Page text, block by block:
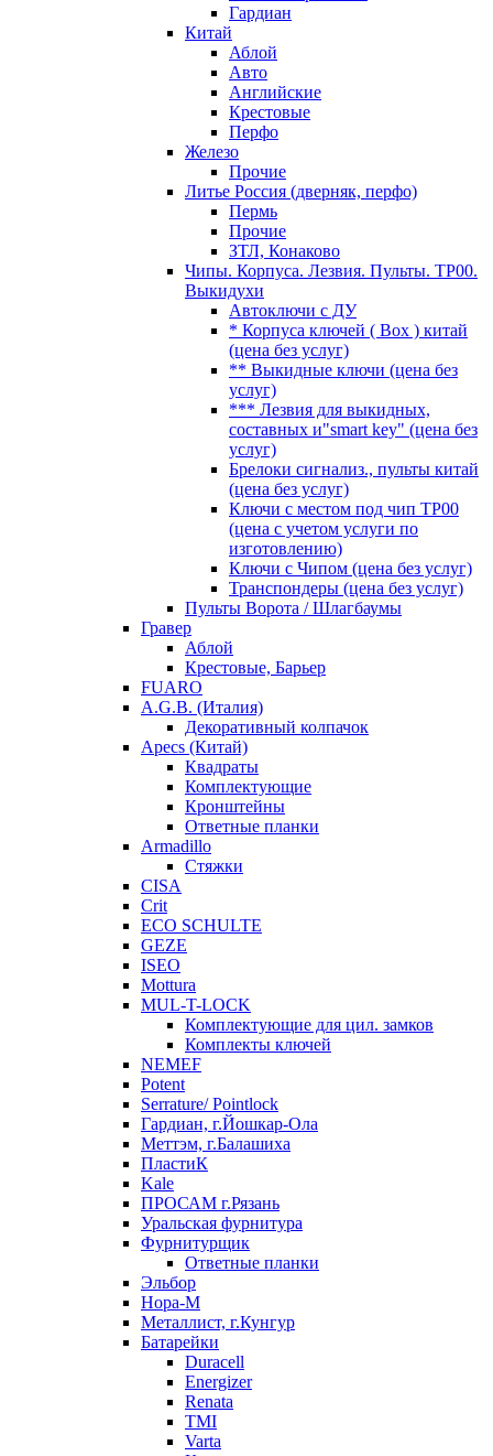
Гардиан
Китай
Аблой
Авто
Английские
Крестовые
Перфо
Железо
Прочие
Литье Россия (дверняк, перфо)
Пермь
Прочие
ЗТЛ, Конаково
Чипы. Корпуса. Лезвия. Пульты. TP00.
Выкидухи
Автоключи с ДУ
* Корпуса ключей ( Box ) китай
(цена без услуг)
** Выкидные ключи (цена без
услуг)
*** Лезвия для выкидных,
составных и"smart key" (цена без
услуг)
Брелоки сигнализ., пульты китай
(цена без услуг)
Ключи с местом под чип TP00
(цена с учетом услуги по
изготовлению)
Ключи с Чипом (цена без услуг)
Транспондеры (цена без услуг)
Пульты Ворота / Шлагбаумы
Гравер
Аблой
Крестовые, Барьер
FUARO
A.G.B. (Италия)
Декоративный колпачок
Apecs (Китай)
Квадраты
Комплектующие
Кронштейны
Ответные планки
Armadillo
Стяжки
CISA
Crit
ECO SCHULTE
GEZE
ISEO
Mottura
MUL-T-LOCK
Комплектующие для цил. замков
Комплекты ключей
NEMEF
Potent
Serrature/ Pointlock
Гардиан, г.Йошкар-Ола
Меттэм, г.Балашиха
ПластиК
Kale
ПРОСАМ г.Рязань
Уральская фурнитура
Фурнитурщик
Ответные планки
Эльбор
Нора-М
Металлист, г.Кунгур
Батарейки
Duracell
Energizer
Renata
TMI
Varta